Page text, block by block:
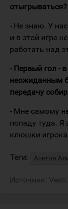
- Не знаю. У
и в этой игре
работать над
- Первый гол -
неожиданным
передачу
- Мне самому
попаду туда. Я
клюшки игрока
Теги: Асетов
Источник: